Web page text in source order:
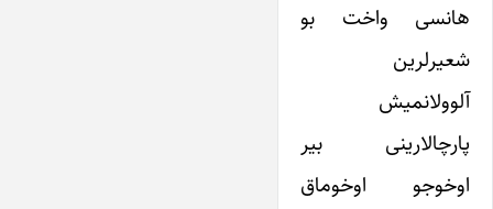
هانسی واخت بو
شعیرلرین
آلوولانمیش
پارچالارینی بیر
اوخوجو اوخوماق